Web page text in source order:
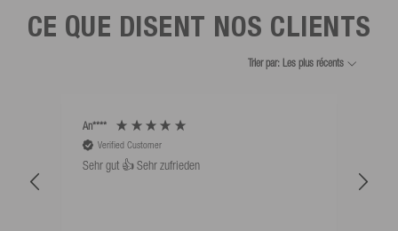
CE QUE DISENT NOS CLIENTS
Trier par: Les plus récents
An****
Verified Customer
Sehr gut 👍 Sehr zufrieden